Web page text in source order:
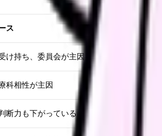
ス
け持ち、委員会が主因
科相性が主因
断力も下がっている